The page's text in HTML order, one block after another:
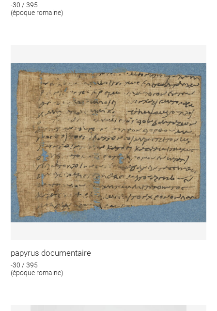
-30 / 395
(époque romaine)
papyrus documentaire
-30 / 395
(époque romaine)